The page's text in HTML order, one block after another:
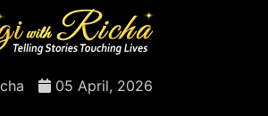
05 April, 2026